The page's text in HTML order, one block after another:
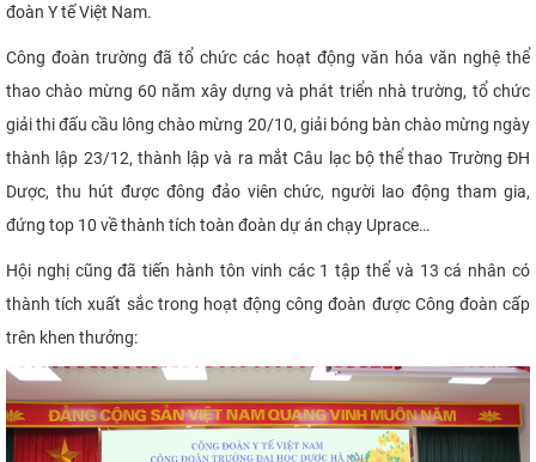
đoàn Y tế Việt Nam.
Công đoàn trường đã tổ chức các hoạt động văn hóa văn nghệ thể
thao chào mừng 60 năm xây dựng và phát triển nhà trường, tổ chức
giải thi đấu cầu lông chào mừng 20/10, giải bóng bàn chào mừng ngày
thành lập 23/12, thành lập và ra mắt Câu lạc bộ thể thao Trường ĐH
Dược, thu hút được đông đảo viên chức, người lao động tham gia,
đứng top 10 về thành tích toàn đoàn dựán chạy Uprace…
Hội nghị cũng đã tiến hành tôn vinh các 1 tập thể và 13 cá nhân có
thành tích xuất sắc trong hoạt động công đoàn được Công đoàn cấp
trên khen thưởng: